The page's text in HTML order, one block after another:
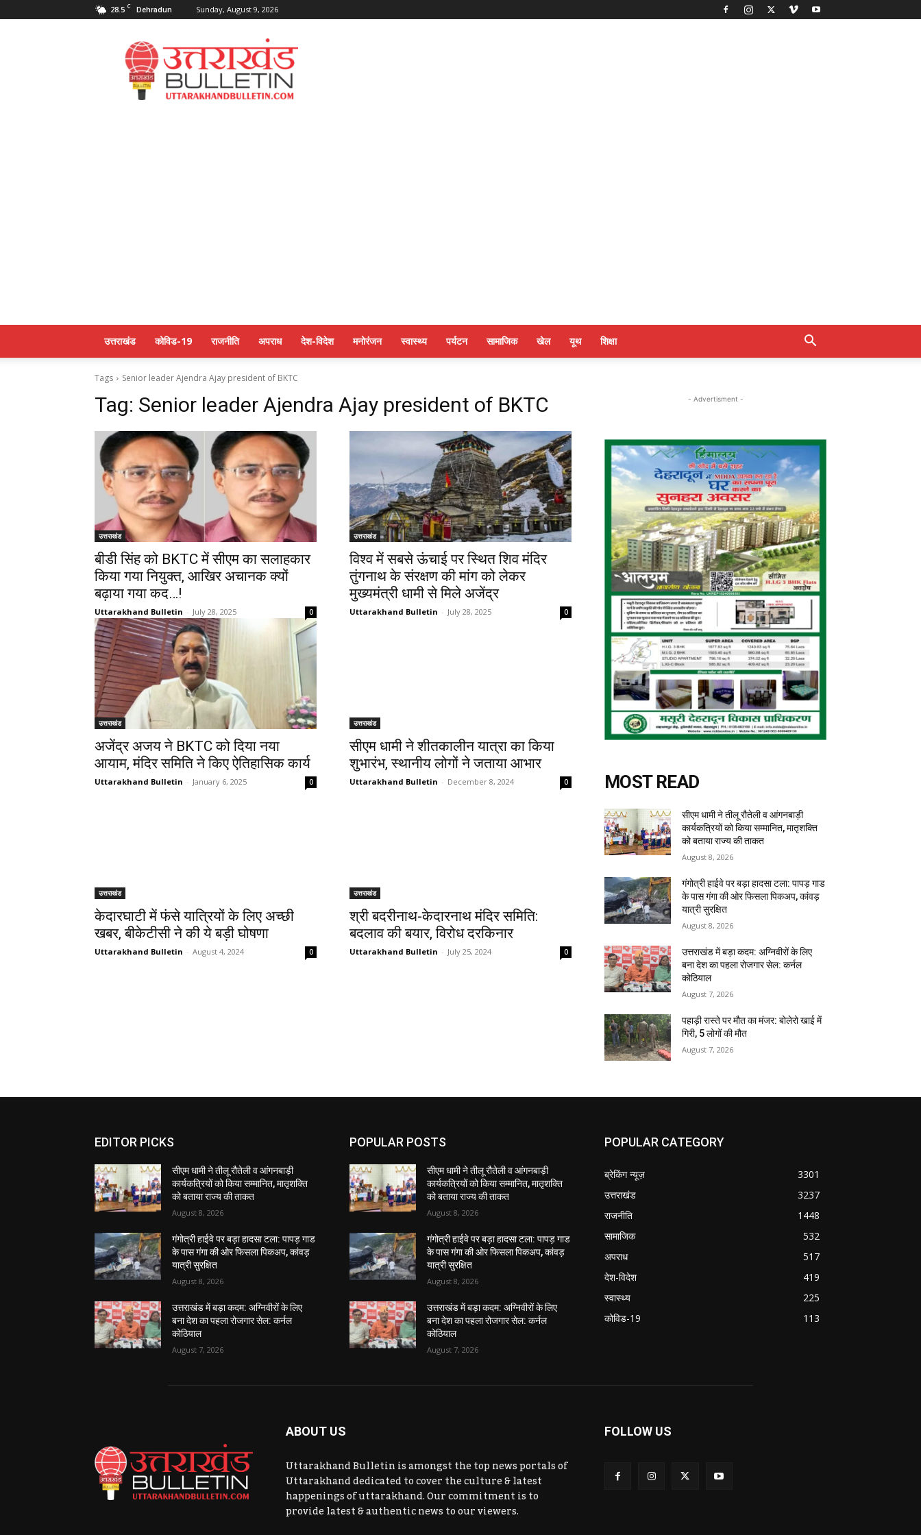
28.5 C Dehradun Sunday, August 9, 2026
Uttarakahnd
Bulletin
उत्तराखंड कोविड-19 राजनीति अपराध देश-विदेश मनोरंजन स्वास्थ्य पर्यटन सामाजिक खेल यूथ शिक्षा
Tags Senior leader Ajendra Ajay president of BKTC
Tag: Senior leader Ajendra Ajay president of BKTC
उत्तराखंड
बीडी सिंह को BKTC में सीएम का सलाहकार
किया गया नियुक्त, आखिर अचानक क्यों
बढ़ाया गया कद…!
Uttarakhand Bulletin - July 28, 2025 0
उत्तराखंड
विश्व में सबसे ऊंचाई पर स्थित शिव मंदिर
तुंगनाथ के संरक्षण की मांग को लेकर
मुख्यमंत्री धामी से मिले अजेंद्र
Uttarakhand Bulletin - July 28, 2025 0
उत्तराखंड
अजेंद्र अजय ने BKTC को दिया नया
आयाम, मंदिर समिति ने किए ऐतिहासिक कार्य
Uttarakhand Bulletin - January 6, 2025 0
उत्तराखंड
सीएम धामी ने शीतकालीन यात्रा का किया
शुभारंभ, स्थानीय लोगों ने जताया आभार
Uttarakhand Bulletin - December 8, 2024 0
उत्तराखंड
केदारघाटी में फंसे यात्रियों के लिए अच्छी
खबर, बीकेटीसी ने की ये बड़ी घोषणा
Uttarakhand Bulletin - August 4, 2024 0
उत्तराखंड
श्री बदरीनाथ-केदारनाथ मंदिर समिति:
बदलाव की बयार, विरोध दरकिनार
Uttarakhand Bulletin - July 25, 2024 0
- Advertisment -
MOST READ
सीएम धामी ने तीलू रौतेली व आंगनबाड़ी
कार्यकत्रियों को किया सम्मानित, मातृशक्ति
को बताया राज्य की ताकत
August 8, 2026
गंगोत्री हाईवे पर बड़ा हादसा टला: पापड़ गाड
के पास गंगा की ओर फिसला पिकअप, कांवड़
यात्री सुरक्षित
August 8, 2026
उत्तराखंड में बड़ा कदम: अग्निवीरों के लिए
बना देश का पहला रोजगार सेल: कर्नल
कोठियाल
August 7, 2026
पहाड़ी रास्ते पर मौत का मंजर: बोलेरो खाई में
गिरी, 5 लोगों की मौत
August 7, 2026
EDITOR PICKS
सीएम धामी ने तीलू रौतेली व आंगनबाड़ी
कार्यकत्रियों को किया सम्मानित, मातृशक्ति
को बताया राज्य की ताकत
August 8, 2026
गंगोत्री हाईवे पर बड़ा हादसा टला: पापड़ गाड
के पास गंगा की ओर फिसला पिकअप, कांवड़
यात्री सुरक्षित
August 8, 2026
उत्तराखंड में बड़ा कदम: अग्निवीरों के लिए
बना देश का पहला रोजगार सेल: कर्नल
कोठियाल
August 7, 2026
POPULAR POSTS
सीएम धामी ने तीलू रौतेली व आंगनबाड़ी
कार्यकत्रियों को किया सम्मानित, मातृशक्ति
को बताया राज्य की ताकत
August 8, 2026
गंगोत्री हाईवे पर बड़ा हादसा टला: पापड़ गाड
के पास गंगा की ओर फिसला पिकअप, कांवड़
यात्री सुरक्षित
August 8, 2026
उत्तराखंड में बड़ा कदम: अग्निवीरों के लिए
बना देश का पहला रोजगार सेल: कर्नल
कोठियाल
August 7, 2026
POPULAR CATEGORY
ब्रेकिंग न्यूज़
3301
उत्तराखंड
3237
राजनीति
1448
सामाजिक
532
अपराध
517
देश-विदेश
419
स्वास्थ्य
225
कोविड-19
113
ABOUT US
Uttarakhand Bulletin is amongst the top news portals of
Uttarakhand dedicated to cover the culture & latest
happenings of uttarakhand. Our commitment is to
provide latest & authentic news to our viewers.
FOLLOW US